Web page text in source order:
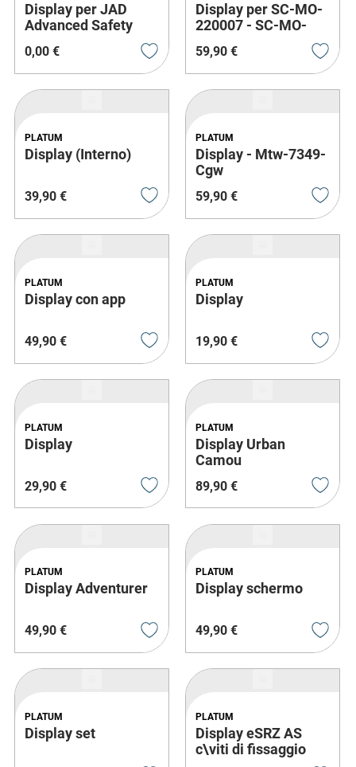
Display per JAD
Advanced Safety
0,00 €
Display per SC-MO-
220007 - SC-MO-
indicatori di
direzione + clacson
59,90 €
PLATUM
Display (Interno)
39,90 €
PLATUM
Display - Mtw-7349-
Cgw
59,90 €
PLATUM
Display con app
49,90 €
PLATUM
Display
19,90 €
PLATUM
Display
29,90 €
PLATUM
Display Urban
Camou
89,90 €
PLATUM
Display Adventurer
49,90 €
PLATUM
Display schermo
49,90 €
PLATUM
Display set
PLATUM
Display eSRZ AS
c\viti di fissaggio